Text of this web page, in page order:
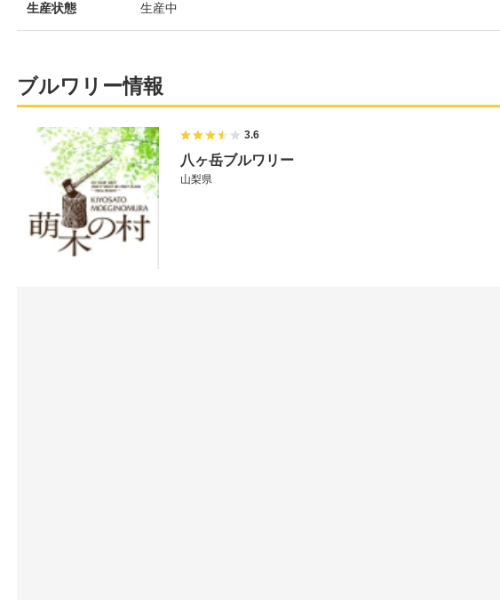
生産状態 生産中
ブルワリー情報
3.6
八ヶ岳ブルワリー
山梨県